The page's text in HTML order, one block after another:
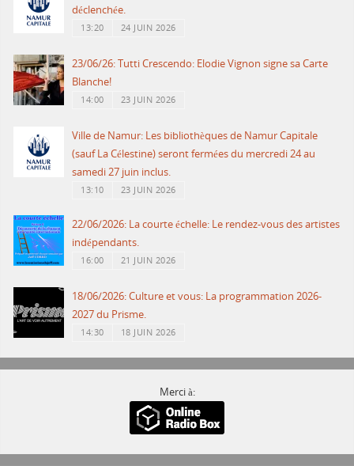
déclenchée.
13:20 24 JUIN 2026
23/06/26: Tutti Crescendo: Elodie Vignon signe sa Carte
Blanche!
14:00 23 JUIN 2026
Ville de Namur: Les bibliothèques de Namur Capitale
(sauf La Célestine) seront fermées du mercredi 24 au
samedi 27 juin inclus.
13:10 23 JUIN 2026
22/06/2026: La courte échelle: Le rendez-vous des artistes
indépendants.
16:00 21 JUIN 2026
18/06/2026: Culture et vous: La programmation 2026-
2027 du Prisme.
14:30 18 JUIN 2026
Merci à: